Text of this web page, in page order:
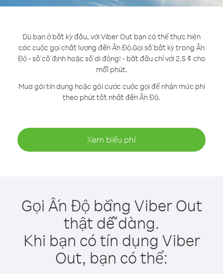
Dù bạn ở bất kỳ đâu, với Viber Out bạn có thể thực hiện
các cuộc gọi chất lượng đến Ấn Độ.Gọi số bất kỳ trong Ấn
Độ - số cố định hoặc số di động! - bắt đầu chỉ với 2.5 ¢ cho
mỗi phút.
Mua gói tín dụng hoặc gói cước cuộc gọi để nhận mức phí
theo phút tốt nhất đến Ấn Độ.
Xem biểu phí
Gọi Ấn Độ bằng Viber Out
thật dễ dàng.
Khi bạn có tín dụng Viber
Out, bạn có thể: